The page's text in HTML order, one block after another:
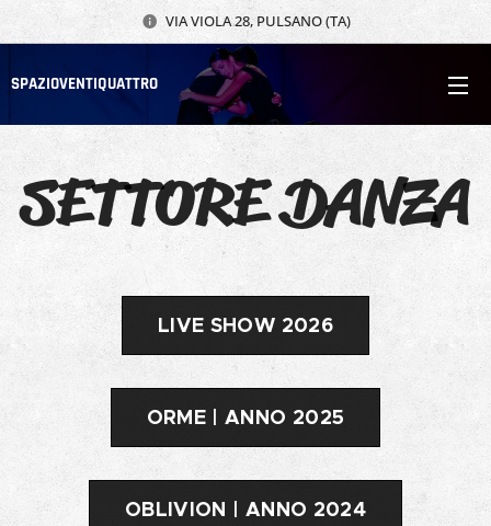
VIA VIOLA 28, PULSANO (TA)
SPAZIOVENTIQUATTRO
SETTORE DANZA
LIVE SHOW 2026
ORME | ANNO 2025
OBLIVION | ANNO 2024